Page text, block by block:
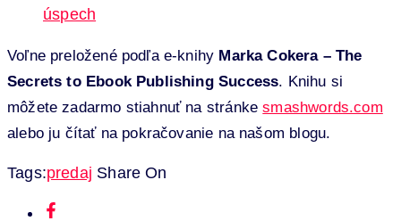
úspech
Voľne preložené podľa e-knihy Marka Cokera – The
Secrets to Ebook Publishing Success. Knihu si
môžete zadarmo stiahnuť na stránkesmashwords.com
alebo ju čítať na pokračovanie na našom blogu.
Tags:predaj Share On